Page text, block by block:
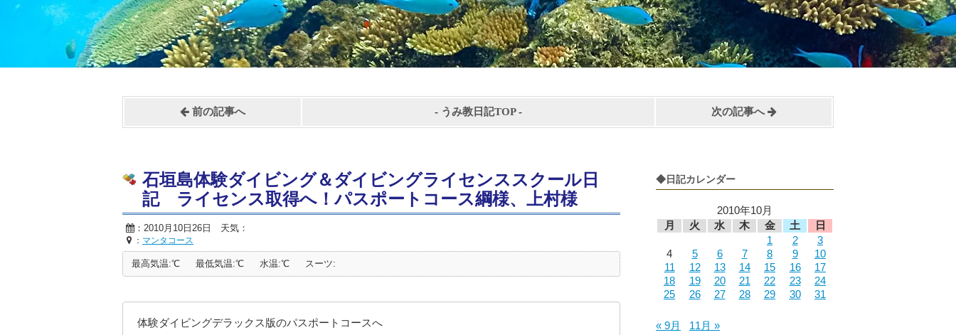
前の記事へ - うみ教日記TOP- 次の記事へ
◆日記カレンダー
2010年10月
月
火 水 木 金 土
日
1
2
3
4
5 6 7 8 9
10
11
12 13 14 15 16
17
18
19 20 21 22 23
24
25
26 27 28 29 30 31
« 9月 11月 »
石垣島体験ダイビング＆ダイビングライセンススクール日
記 ライセンス取得へ！パスポートコース綱様、上村様
：2010月10日26日 天気：
： マンタコース
最高気温:℃ 最低気温:℃ 水温:℃ スーツ:
体験ダイビングデラックス版のパスポートコースへ